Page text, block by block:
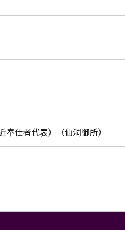
仕者代表）（仙洞御所）